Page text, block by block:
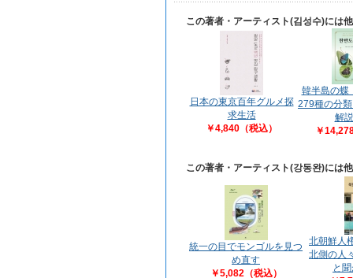
この著者・アーティスト(김성수)には
日本の東京百年グルメ探
求生活
￥4,840（税込）
韓半島の
279種の分
解
￥
この著者・アーティスト(강동완)には
統一の目でモンゴルを見つ
め直す
￥5,082（税込）
北朝鮮人
北側の人
と